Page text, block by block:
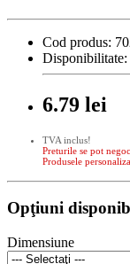
Cod produs:
Disponibilitate:
6.79 lei
TVA inclus!
Preturile se pot
Produsele
Opţiuni
Dimensiune